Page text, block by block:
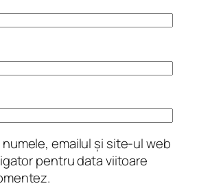
emailul și site-ul web
pentru data viitoare